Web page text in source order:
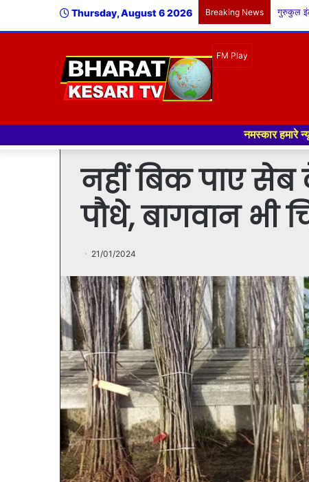
Thursday, August 6 2026 Breaking News
नमस्कार हमारे न्यूज पोर्टल - मे
नहीं बिक पाए
पौधे, बागवान भी
21/01/2024